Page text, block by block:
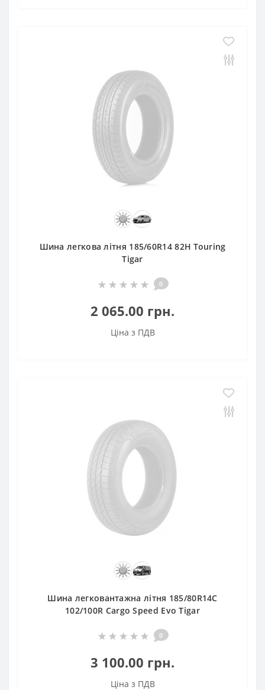
Шина легкова літня 185/60R14 82H Touring
Tigar
0
2 065.00 грн.
Ціна з ПДВ
Шина легковантажна літня 185/80R14C
102/100R Cargo Speed Evo Tigar
0
3 100.00 грн.
Ціна з ПДВ